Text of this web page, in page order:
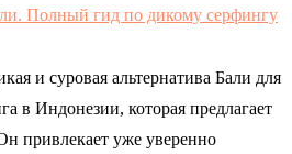
и суровая альтернатива Бали для
в Индонезии, которая предлагает
привлекает уже уверенно